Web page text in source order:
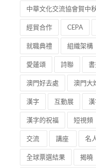
中華文化交流協會賀中
經貿合作 CEPA
就職典禮 組織架構
愛蓮頌 詩聯
澳門好去處 澳門大
漢字 互動展
漢字的祝福 短視頻
交流 講座 名
全球票選結果 揭曉